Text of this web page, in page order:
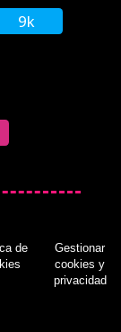
9k
de
Gestionar
cookies y
privacidad